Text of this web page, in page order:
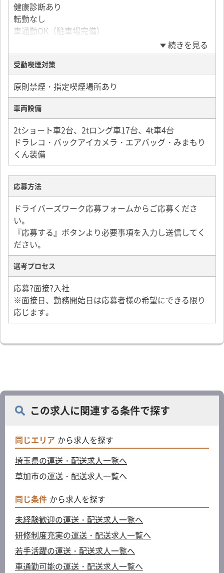
健康診断あり
転勤なし
車通勤OK（駐車場完備）
続きを見る
受動喫煙対策
原則禁煙・指定喫煙場所あり
車両設備
2tショート車2台、2tロング車17台、4t車4台
ドラレコ・バックアイカメラ・エアバッグ・みまもり
くん装備
応募方法
ドライバーズワーク応募フォームからご応募くださ
い。
『応募する』ボタンより必要事項を入力し送信してく
ださい。
選考プロセス
応募?面接?入社
※面接日、勤務開始日は応募者様の希望にできる限り
応じます。
この求人に関連する条件で探す
同じエリア から求人を探す
埼玉県の運送・配送求人一覧へ
草加市の運送・配送求人一覧へ
同じ条件 から求人を探す
未経験歓迎の運送・配送求人一覧へ
研修制度充実の運送・配送求人一覧へ
若手活躍の運送・配送求人一覧へ
車通勤可能の運送・配送求人一覧へ